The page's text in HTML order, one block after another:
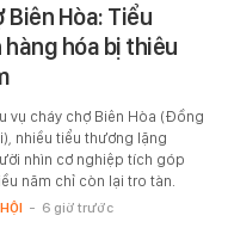
Biên Hòa: Tiểu
hóa bị thiêu
vụ cháy chợ Biên Hòa (Đồng
nhiều tiểu thương lặng
nhìn cơ nghiệp tích góp
năm chỉ còn lại tro tàn.
- 6 giờ trước